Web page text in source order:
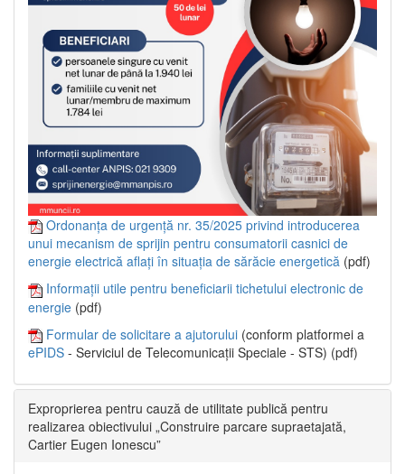
Ordonanța de urgență nr. 35/2025 privind introducerea
unui mecanism de sprijin pentru consumatorii casnici de
energie electrică aflați în situația de sărăcie energetică (pdf)
Informații utile pentru beneficiarii tichetului electronic de
energie (pdf)
Formular de solicitare a ajutorului (conform platformei a
ePIDS - Serviciul de Telecomunicații Speciale - STS) (pdf)
Exproprierea pentru cauză de utilitate publică pentru
realizarea obiectivului „Construire parcare supraetajată,
Cartier Eugen Ionescu”